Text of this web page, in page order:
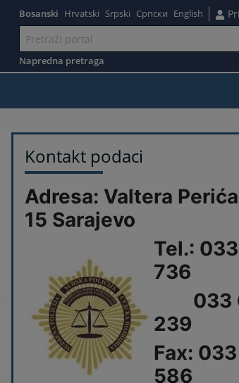
Bosanski Hrvatski Srpski Српски English
Napredna pretraga
Kontakt podaci
Adresa: Valtera
15 Sarajevo
Tel.:
736
033
239
Fax:
586